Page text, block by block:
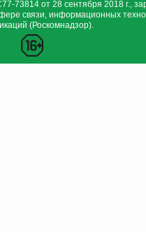
73814 от 28 сентября 2018 г.,
связи, информационных
(Роскомнадзор).